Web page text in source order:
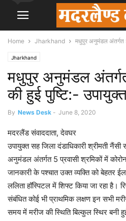
Home Jharkhand मधुपुर अनुमंडल अंतर्गत
Jharkhand
मधुपुर अनुमंडल
की हुई पुष्टि:-
By News Desk - June 8, 2020
मदरलैंड संवाददाता, देवघर
उपायुक्त सह जिला दंडाधिकारी श्रीमती नैंसी
अनुमंडल अंतर्गत 5 प्रवासी श्रमिकों में
जानकारी के पश्चात उक्त व्यक्ति को बेहतर
ललिता हॉस्पिटल में शिफ्ट किया जा रहा है।
संबंधित कोई भी प्राथमिक लक्षण इन सभी
समय में मरीज की स्थिति बिल्कुल स्थिर